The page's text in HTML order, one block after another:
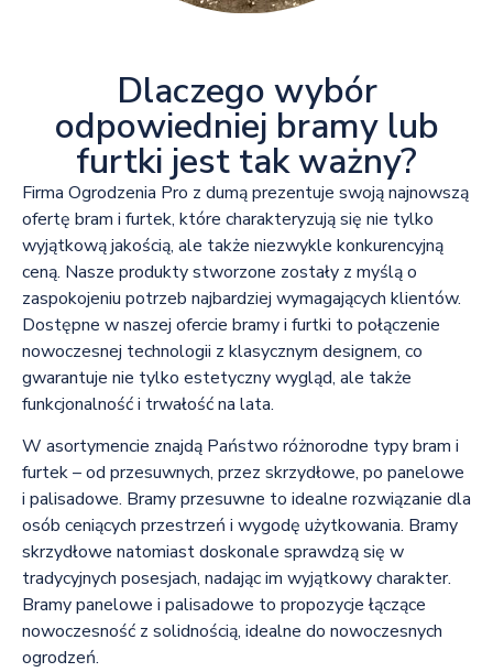
Dlaczego wybór
odpowiedniej bramy lub
furtki jest tak ważny?
Firma Ogrodzenia Pro z dumą prezentuje swoją najnowszą
ofertę bram i furtek, które charakteryzują się nie tylko
wyjątkową jakością, ale także niezwykle konkurencyjną
ceną. Nasze produkty stworzone zostały z myślą o
zaspokojeniu potrzeb najbardziej wymagających klientów.
Dostępne w naszej ofercie bramy i furtki to połączenie
nowoczesnej technologii z klasycznym designem, co
gwarantuje nie tylko estetyczny wygląd, ale także
funkcjonalność i trwałość na lata.
W asortymencie znajdą Państwo różnorodne typy bram i
furtek – od przesuwnych, przez skrzydłowe, po panelowe
i palisadowe. Bramy przesuwne to idealne rozwiązanie dla
osób ceniących przestrzeń i wygodę użytkowania. Bramy
skrzydłowe natomiast doskonale sprawdzą się w
tradycyjnych posesjach, nadając im wyjątkowy charakter.
Bramy panelowe i palisadowe to propozycje łączące
nowoczesność z solidnością, idealne do nowoczesnych
ogrodzeń.